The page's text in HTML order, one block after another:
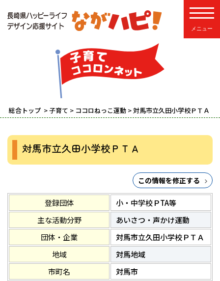
総合トップ >子育て > ココロねっこ運動 > 対馬市立久田小学校ＰＴＡ
対馬市立久田小学校ＰＴＡ
この情報を修正する
登録団体
小・中学校ＰTA等
主な活動分野
あいさつ・声かけ運動
団体・企業
対馬市立久田小学校ＰＴＡ
地域
対馬地域
市町名
対馬市